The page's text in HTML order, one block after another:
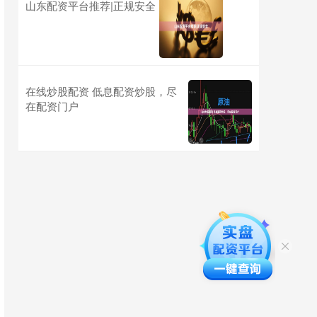
山东配资平台推荐|正规安全
在线炒股配资 低息配资炒股，尽
在配资门户